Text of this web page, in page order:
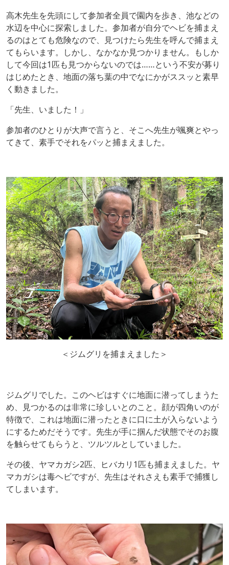
高木先生を先頭にして参加者全員で園内を歩き、池などの
水辺を中心に探索しました。参加者が自分でヘビを捕まえ
るのはとても危険なので、見つけたら先生を呼んで捕まえ
てもらいます。しかし、なかなか見つかりません。もしか
して今回は1匹も見つからないのでは……という不安が募り
はじめたとき、地面の落ち葉の中でなにかがススッと素早
く動きました。
「先生、いました！」
参加者のひとりが大声で言うと、そこへ先生が颯爽とやっ
てきて、素手でそれをパッと捕まえました。
＜ジムグリを捕まえました＞
ジムグリでした。このヘビはすぐに地面に潜ってしまうた
め、見つかるのは非常に珍しいとのこと。顔が四角いのが
特徴で、これは地面に潜ったときに口に土が入らないよう
にするためだそうです。先生が手に掴んだ状態でそのお腹
を触らせてもらうと、ツルツルとしていました。
その後、ヤマカガシ2匹、ヒバカリ1匹も捕まえました。ヤ
マカガシは毒ヘビですが、先生はそれさえも素手で捕獲し
てしまいます。